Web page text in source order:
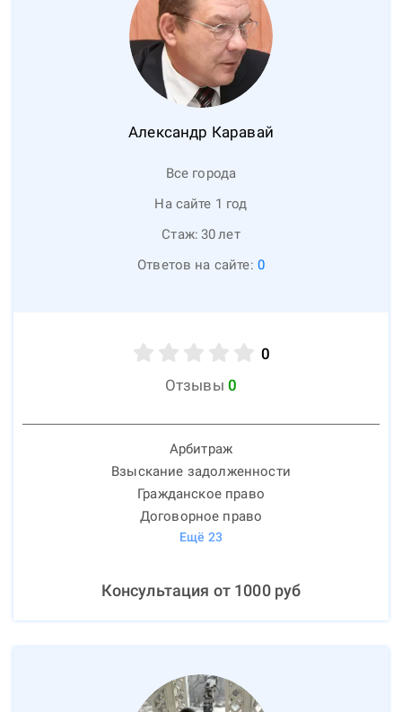
Александр Каравай
Все города
На сайте 1 год
Стаж: 30лет
Ответов на сайте: 0
0
Отзывы 0
Арбитраж
Взыскание задолженности
Гражданское право
Договорное право
Ещё 23
Консультация от 1000руб